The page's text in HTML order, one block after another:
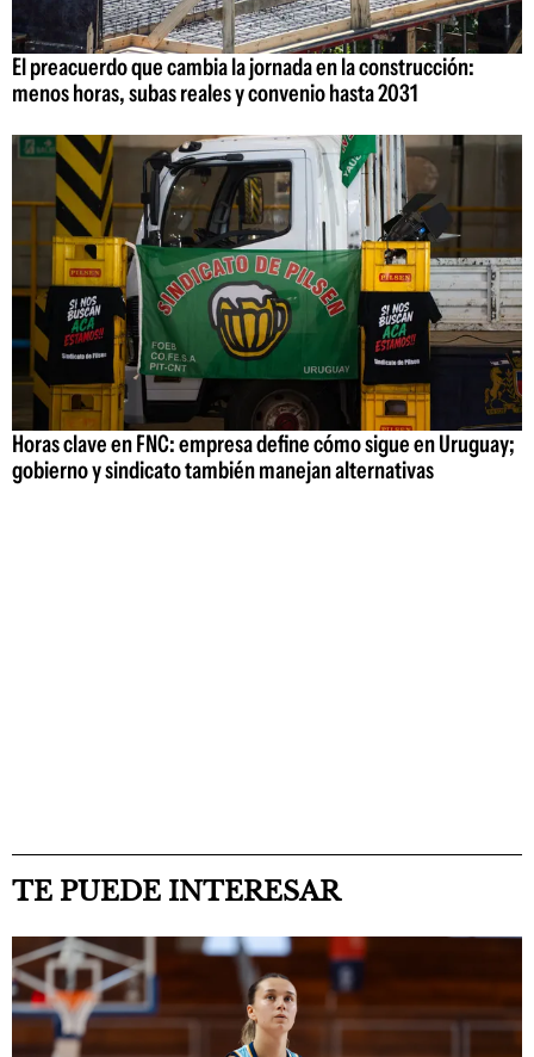
El preacuerdo que cambia la jornada en la construcción:
menos horas, subas reales y convenio hasta 2031
Horas clave en FNC: empresa define cómo sigue en Uruguay;
gobierno y sindicato también manejan alternativas
TE PUEDE INTERESAR